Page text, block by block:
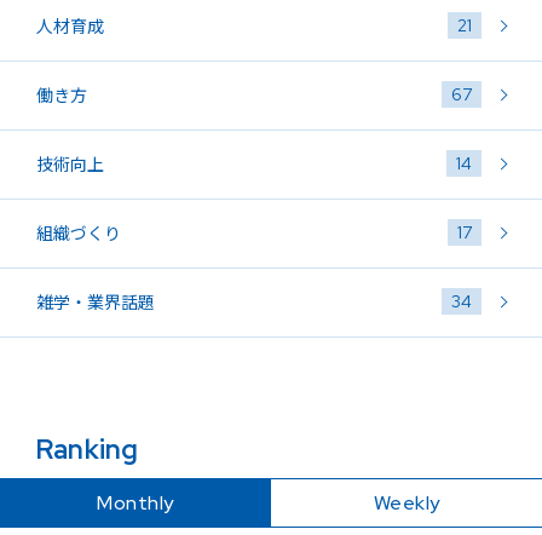
人材育成 21
働き方 67
技術向上 14
組織づくり 17
雑学・業界話題 34
Ranking
Monthly Weekly